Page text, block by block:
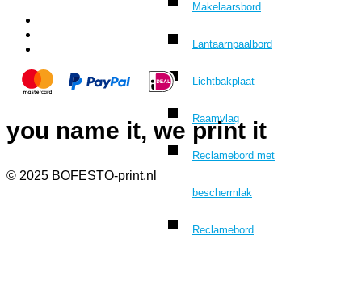
Makelaarsbord
Lantaarnpaalbord
Lichtbakplaat
Raamvlag
Reclamebord met
beschermlak
Reclamebord
you name it, we print it
© 2025 BOFESTO-print.nl